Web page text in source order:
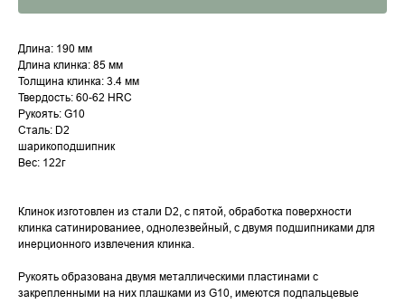
Длина: 190 мм
Длина клинка: 85 мм
Толщина клинка: 3.4 мм
Твердость: 60-62 HRC
Рукоять: G10
Сталь: D2
шарикоподшипник
Вес: 122г
Клинок изготовлен из стали D2, с пятой, обработка поверхности
клинка сатинированиее, однолезвейный, с двумя подшипниками для
инерционного извлечения клинка.
Рукоять образована двумя металлическими пластинами с
закрепленными на них плашками из G10, имеются подпальцевые